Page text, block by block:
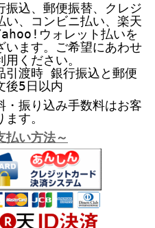
振込、郵便振替、クレジ
い、コンビニ払い、楽天
ウォレット払いを
います。ご希望にあわせ
ください。
引渡時 銀行振込と郵便
後5日以内
・振り込み手数料はお客
す。
払い方法～